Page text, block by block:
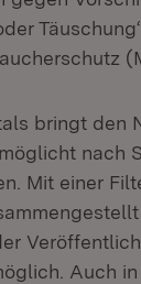
bringt den
nach
Mit einer
Auch